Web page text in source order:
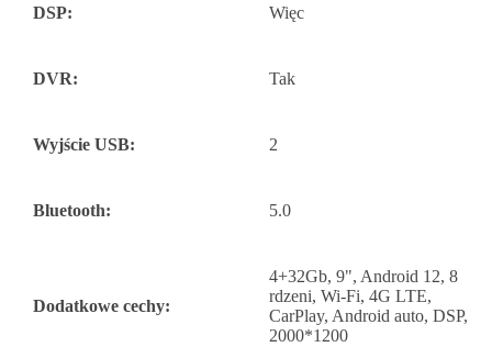
DSP: Więc
DVR: Tak
Wyjście USB: 2
Bluetooth: 5.0
Dodatkowe cechy:
4+32Gb, 9", Android 12, 8
rdzeni, Wi-Fi, 4G LTE,
CarPlay, Android auto, DSP,
2000*1200